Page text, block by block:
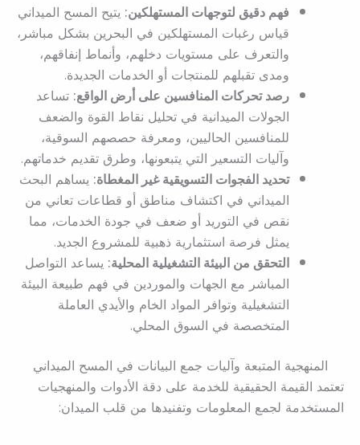
فهم دقيق لتوجهات المستهلكين: يتيح المسح الميداني
قياس رغبات المستهلكين في البحرين بشكل مباشر،
والتعرف على مستويات دخلهم، وأنماط إنفاقهم،
ومدى تقبلهم للمنتجات أو الخدمات الجديدة.
رصد تحركات المنافسين على أرض الواقع: تساعد
الجولات الميدانية في تحليل نقاط القوة والضعف
للمنافسين الحاليين، ومعرفة حصصهم السوقية،
وآليات التسعير التي يتبعونها، وطرق تقديم خدماتهم.
تحديد الفجوات التسويقية غير المغطاة: يساهم البحث
الميداني في اكتشاف مناطق أو قطاعات تعاني من
نقص في التوريد أو ضعف في جودة الخدمات، مما
يمثل فرصة استثمارية ذهبية للمشروع الجديد.
التحقق من البيئة التشغيلية المحلية: يساعد التواصل
المباشر مع الجهات والموردين في فهم طبيعة البيئة
التشغيلية وتوافر المواد الخام والأيدي العاملة
المتخصصة في السوق المحلي.
المنهجية المتبعة وآليات جمع البيانات في المسح الميداني
تعتمد القيمة الحقيقية للخدمة على دقة الأدوات والمنهجيات
المستخدمة لجمع المعلومات وتفنيدها من قلب الميدان: